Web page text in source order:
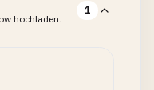
hochladen.
1